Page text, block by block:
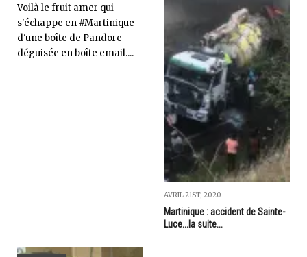
Voilà le fruit amer qui
s'échappe en #Martinique
d'une boîte de Pandore
déguisée en boîte email....
AVRIL 21ST, 2020
Martinique : accident de Sainte-
Luce...la suite...